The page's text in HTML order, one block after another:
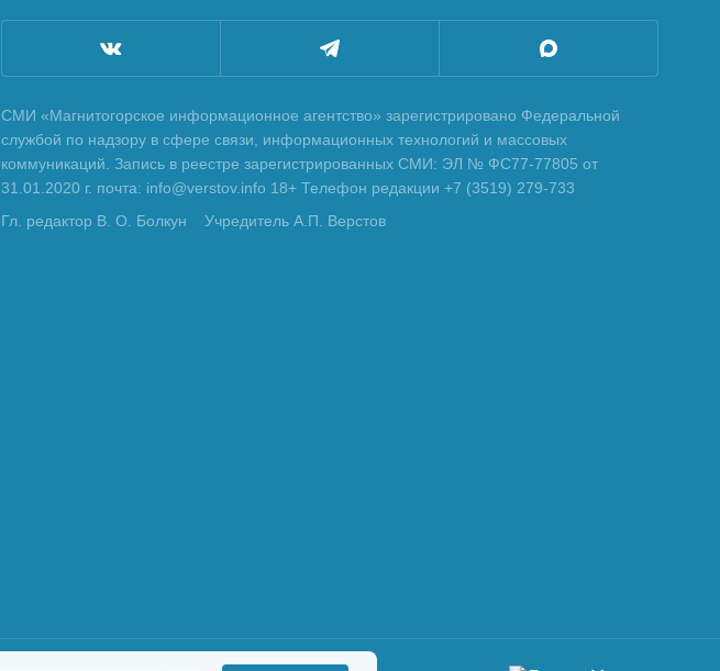
СМИ «Магнитогорское информационное агентство» зарегистрировано Федеральной
службой по надзору в сфере связи, информационных технологий и массовых
коммуникаций. Запись в реестре зарегистрированных СМИ: ЭЛ № ФС77-77805 от
31.01.2020 г. почта: info@verstov.info 18+ Телефон редакции +7 (3519) 279-733
Гл. редактор В. О. Болкун
Учредитель А.П. Верстов